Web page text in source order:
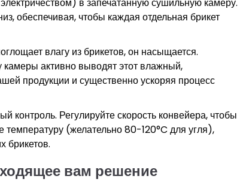
в запечатанную сушильную камеру.
обеспечивая, чтобы каждая отдельная брикет
влагу из брикетов, он насыщается.
активно выводят этот влажный,
продукции и существенно ускоряя процесс
контроль. Регулируйте скорость конвейера, чтобы
(желательно 80-120°C для угля),
брикетов.
вам решение